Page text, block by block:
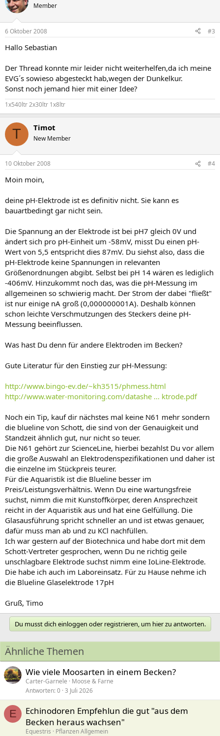
Member
6 Oktober 2008 #3
Hallo Sebastian
Der Thread konnte mir leider nicht weiterhelfen,da ich meine
EVG´s sowieso abgesteckt hab,wegen der Dunkelkur.
Sonst noch jemand hier mit einer Idee?
1x540ltr 2x30ltr 1x8ltr
T Timot
New Member
10 Oktober 2008 #4
Moin moin,
deine pH-Elektrode ist es definitiv nicht. Sie kann es
bauartbedingt gar nicht sein.
Die Spannung an der Elektrode ist bei pH7 gleich 0V und
ändert sich pro pH-Einheit um -58mV, misst Du einen pH-
Wert von 5,5 entspricht dies 87mV. Du siehst also, dass die
pH-Elektrode keine Spannungen in relevanten
Größenordnungen abgibt. Selbst bei pH 14 wären es lediglich
-406mV. Hinzukommt noch das, was die pH-Messung im
allgemeinen so schwierig macht. Der Strom der dabei "fließt"
ist nur einige nA groß (0,000000001A). Deshalb können
schon leichte Verschmutzungen des Steckers deine pH-
Messung beeinflussen.
Was hast Du denn für andere Elektroden im Becken?
Gute Literatur für den Einstieg zur pH-Messung:
http://www.bingo-ev.de/~kh3515/phmess.html
http://www.water-monitoring.com/datashe ... ktrode.pdf
Noch ein Tip, kauf dir nächstes mal keine N61 mehr sondern
die blueline von Schott, die sind von der Genauigkeit und
Standzeit ähnlich gut, nur nicht so teuer.
Die N61 gehört zur ScienceLine, hierbei bezahlst Du vor allem
die große Auswahl an Elektrodenspezifikationen und daher ist
die einzelne im Stückpreis teurer.
Für die Aquaristik ist die Blueline besser im
Preis/Leistungsverhältnis. Wenn Du eine wartungsfreie
suchst, nimm die mit Kunstoffkörper, deren Ansprechzeit
reicht in der Aquaristik aus und hat eine Gelfüllung. Die
Glasausführung spricht schneller an und ist etwas genauer,
dafür muss man ab und zu KCl nachfüllen.
Ich war gestern auf der Biotechnica und habe dort mit dem
Schott-Vertreter gesprochen, wenn Du ne richtig geile
unschlagbare Elektrode suchst nimm eine IoLine-Elektrode.
Die habe ich auch im Laboreinsatz. Für zu Hause nehme ich
die Blueline Glaselektrode 17pH
Gruß, Timo
Du musst dich einloggen oder registrieren, um hier zu antworten.
Ähnliche Themen
Wie viele Moosarten in einem Becken?
Carter-Garnele
Moose & Farne
Antworten 0 3 Juli 2026
E
Echinodoren Empfehlun die gut "aus dem
Becken heraus wachsen"
Equestris
Pflanzen Allgemein